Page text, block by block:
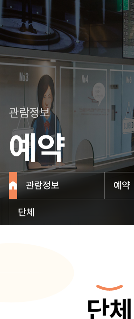
관람정보
예약
관람정보 예약
단체
단체